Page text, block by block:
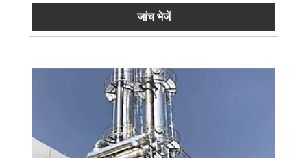
जांच भेजें